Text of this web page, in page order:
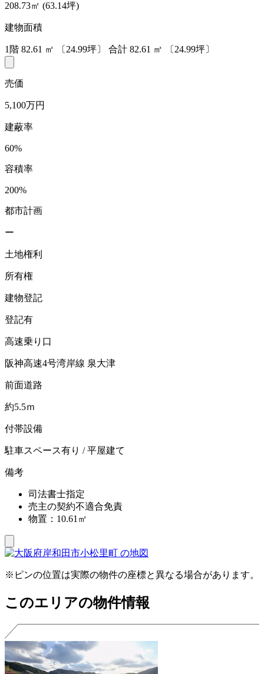
208.73㎡ (63.14坪)
建物面積
1階 82.61 ㎡ 〔24.99坪〕 合計 82.61 ㎡ 〔24.99坪〕
売価
5,100万円
建蔽率
60%
容積率
200%
都市計画
ー
土地権利
所有権
建物登記
登記有
高速乗り口
阪神高速4号湾岸線 泉大津
前面道路
約5.5ｍ
付帯設備
駐車スペース有り / 平屋建て
備考
司法書⼠指定
売主の契約不適合免責
物置：10.61㎡
※ピンの位置は実際の物件の座標と異なる場合があります。
このエリアの物件情報